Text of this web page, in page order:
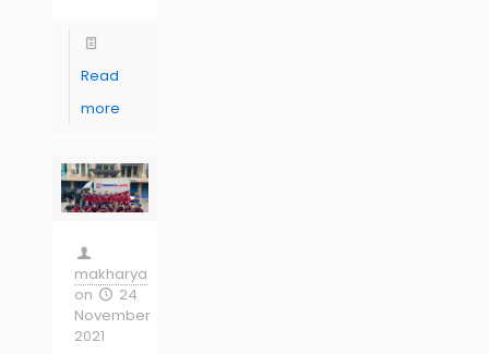
Read
more
makharya
on
24
November
2021